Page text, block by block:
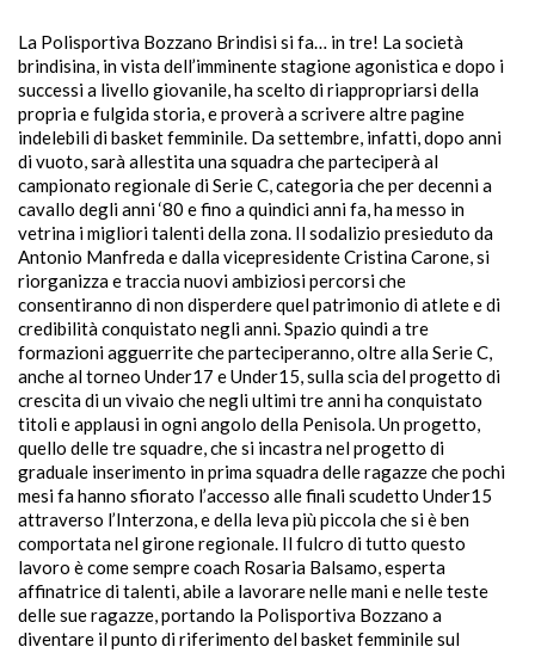
La Polisportiva Bozzano Brindisi si fa… in tre! La società
brindisina, in vista dell’imminente stagione agonistica e dopo i
successi a livello giovanile, ha scelto di riappropriarsi della
propria e fulgida storia, e proverà a scrivere altre pagine
indelebili di basket femminile. Da settembre, infatti, dopo anni
di vuoto, sarà allestita una squadra che parteciperà al
campionato regionale di Serie C, categoria che per decenni a
cavallo degli anni ‘80 e fino a quindici anni fa, ha messo in
vetrina i migliori talenti della zona. Il sodalizio presieduto da
Antonio Manfreda e dalla vicepresidente Cristina Carone, si
riorganizza e traccia nuovi ambiziosi percorsi che
consentiranno di non disperdere quel patrimonio di atlete e di
credibilità conquistato negli anni. Spazio quindi a tre
formazioni agguerrite che parteciperanno, oltre alla Serie C,
anche al torneo Under17 e Under15, sulla scia del progetto di
crescita di un vivaio che negli ultimi tre anni ha conquistato
titoli e applausi in ogni angolo della Penisola. Un progetto,
quello delle tre squadre, che si incastra nel progetto di
graduale inserimento in prima squadra delle ragazze che pochi
mesi fa hanno sfiorato l’accesso alle finali scudetto Under15
attraverso l’Interzona, e della leva più piccola che si è ben
comportata nel girone regionale. Il fulcro di tutto questo
lavoro è come sempre coach Rosaria Balsamo, esperta
affinatrice di talenti, abile a lavorare nelle mani e nelle teste
delle sue ragazze, portando la Polisportiva Bozzano a
diventare il punto di riferimento del basket femminile sul